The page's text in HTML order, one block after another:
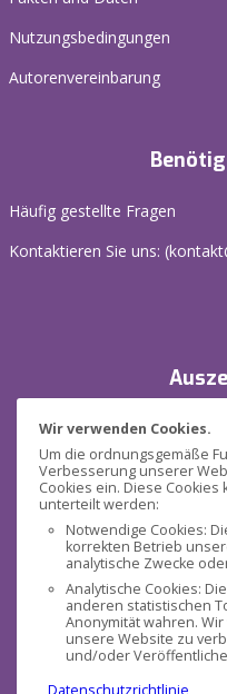
Wir verwenden Cookies.
Um die ordnungsgemäße
Verbesserung unserer
Cookies ein. Diese
unterteilt werden:
Notwendige Cookies:
korrekten Betrieb
analytische Zwecke
Analytische Cookies:
anderen statistischen
Anonymität wahren.
unsere Website zu
und/oder
Datenschutzrichtlinie
Nutzungsbedingungen
Autorenvereinbarung
Häufig gestellte Fragen
Kontaktieren Sie uns: (